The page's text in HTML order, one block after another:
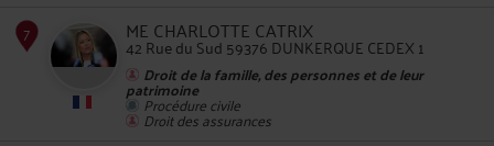
ME CHARLOTTE CATRIX
42 Rue du Sud 59376 DUNKERQUE CEDEX 1
Droit de la famille, des personnes et de leur
patrimoine
Procédure civile
Droit des assurances